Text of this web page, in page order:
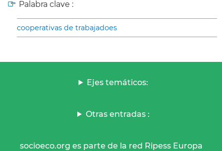
Palabra clave :
cooperativas de trabajadoes
Ejes temáticos:
Otras entradas :
socioeco.org es parte de la red Ripess Europa